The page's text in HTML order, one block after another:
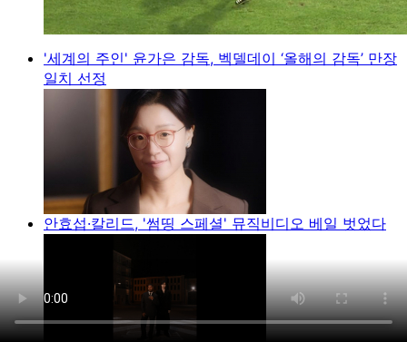
'세계의 주인' 윤가은 감독, 벡델데이 ‘올해의 감독’ 만장
일치 선정
안효섭·칼리드, '썸띵 스페셜' 뮤직비디오 베일 벗었다